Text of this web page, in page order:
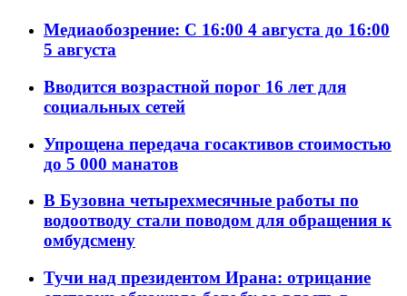
Медиаобозрение: С 16:00 4 августа до 16:00
5 августа
Вводится возрастной порог 16 лет для
социальных сетей
Упрощена передача госактивов стоимостью
до 5 000 манатов
В Бузовна четырехмесячные работы по
водоотводу стали поводом для обращения к
омбудсмену
Тучи над президентом Ирана: отрицание